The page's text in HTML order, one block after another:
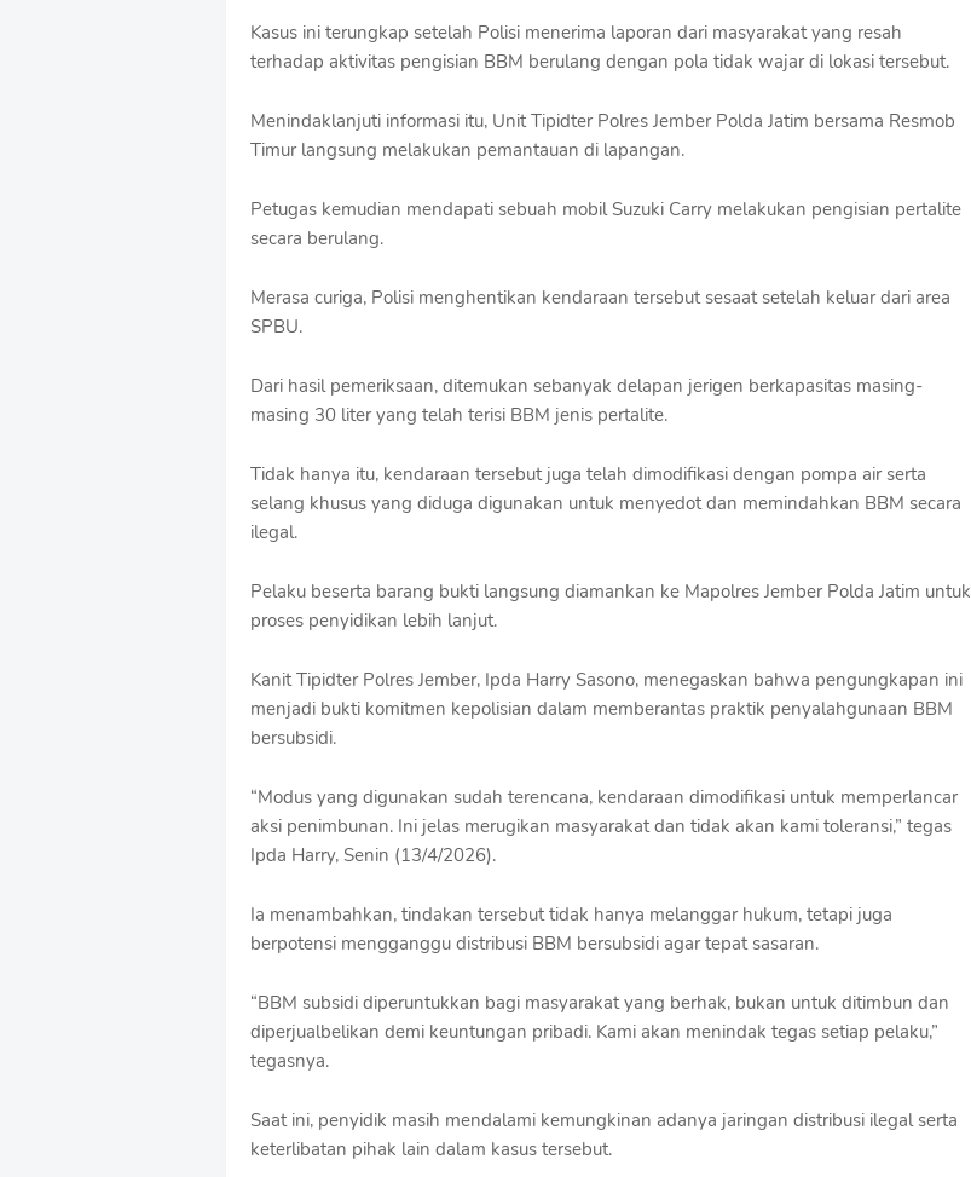
Kasus ini terungkap setelah Polisi menerima laporan dari masyarakat yang resah
terhadap aktivitas pengisian BBM berulang dengan pola tidak wajar di lokasi tersebut.
Menindaklanjuti informasi itu, Unit Tipidter Polres Jember Polda Jatim bersama Resmob
Timur langsung melakukan pemantauan di lapangan.
Petugas kemudian mendapati sebuah mobil Suzuki Carry melakukan pengisian pertalite
secara berulang.
Merasa curiga, Polisi menghentikan kendaraan tersebut sesaat setelah keluar dari area
SPBU.
Dari hasil pemeriksaan, ditemukan sebanyak delapan jerigen berkapasitas masing-
masing 30 liter yang telah terisi BBM jenis pertalite.
Tidak hanya itu, kendaraan tersebut juga telah dimodifikasi dengan pompa air serta
selang khusus yang diduga digunakan untuk menyedot dan memindahkan BBM secara
ilegal.
Pelaku beserta barang bukti langsung diamankan ke Mapolres Jember Polda Jatim untuk
proses penyidikan lebih lanjut.
Kanit Tipidter Polres Jember, Ipda Harry Sasono, menegaskan bahwa pengungkapan ini
menjadi bukti komitmen kepolisian dalam memberantas praktik penyalahgunaan BBM
bersubsidi.
“Modus yang digunakan sudah terencana, kendaraan dimodifikasi untuk memperlancar
aksi penimbunan. Ini jelas merugikan masyarakat dan tidak akan kami toleransi,” tegas
Ipda Harry, Senin (13/4/2026).
Ia menambahkan, tindakan tersebut tidak hanya melanggar hukum, tetapi juga
berpotensi mengganggu distribusi BBM bersubsidi agar tepat sasaran.
“BBM subsidi diperuntukkan bagi masyarakat yang berhak, bukan untuk ditimbun dan
diperjualbelikan demi keuntungan pribadi. Kami akan menindak tegas setiap pelaku,”
tegasnya.
Saat ini, penyidik masih mendalami kemungkinan adanya jaringan distribusi ilegal serta
keterlibatan pihak lain dalam kasus tersebut.
o
f
f
e
m
p
a
t
e